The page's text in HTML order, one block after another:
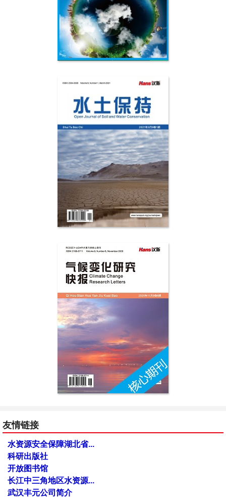
友情链接
水资源安全保障湖北省...
科研出版社
开放图书馆
长江中三角地区水资源...
武汉丰元公司简介